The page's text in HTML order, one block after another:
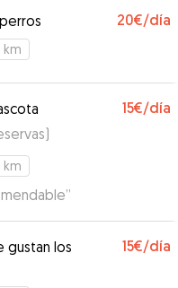
para que viésemos lo
qué uniéramos hecho sin
por todo
20€/día
km
15€/día
)
km
”
gustan los
15€/día